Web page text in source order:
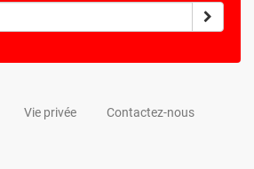
Vie privée Contactez-nous